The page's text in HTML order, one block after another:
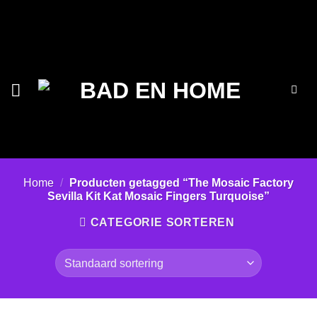
Home /
Producten getagged “The Mosaic Factory
Sevilla Kit Kat Mosaic Fingers Turquoise”
CATEGORIE SORTEREN